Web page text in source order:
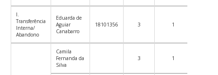
I.
Transferência
Interna/
Abandono
Eduarda de
Aguiar
Canabarro
18101356 3 1
Camila
Fernanda da
Silva
3 1